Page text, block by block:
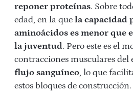
reponer proteínas. Sobre
edad, en la que la capacidad
aminoácidos es menor que
la juventud. Pero este es el
contracciones musculares
flujo sanguíneo, lo que
estos bloques de